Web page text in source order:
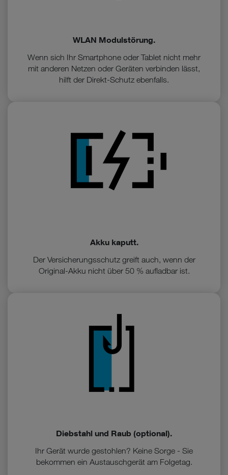
WLAN Modulstörung.
Wenn sich Ihr Smartphone oder Tablet nicht mehr
mit anderen Netzen oder Geräten verbinden lässt,
hilft der Direkt-Schutz ebenfalls.
Akku kaputt.
Der Versicherungsschutz greift auch, wenn der
Original-Akku nicht über 50 % aufladbar ist.
Diebstahl und Raub (optional).
Ihr Gerät wurde gestohlen? Keine Sorge - Sie
bekommen ein Austauschgerät am Folgetag.